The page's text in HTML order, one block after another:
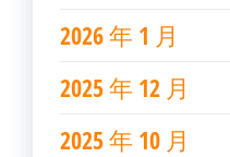
2026 年 1 月
2025 年 12 月
2025 年 10 月